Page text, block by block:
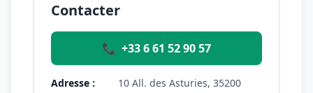
Contacter
📞 +33 6 61 52 90 57
Adresse :
10 All. des Asturies, 35200